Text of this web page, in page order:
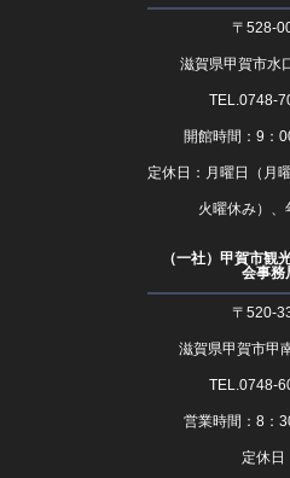
〒528-
滋賀県甲賀市水
TEL.0748-
開館時間：9：
定休日：月曜日（月
火曜休み）、
（一社）甲賀市観
会事務
〒520-
滋賀県甲賀市甲
TEL.0748-
営業時間：8：
定休日